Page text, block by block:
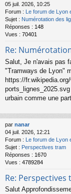
05 juil. 2026, 10:25
Forum : Le forum de Lyon
Sujet : Numérotation des
Réponses : 148
Vues : 70401
Re:
Salut, Je n'avais pas
"Tramways de Lyon"
https://
urbain comme une
par nanar
04 juil. 2026, 12:21
Forum : Le forum de Lyon
Sujet : Perspectives tram
Réponses : 1670
Vues : 4789284
Re: Perspectives
Salut